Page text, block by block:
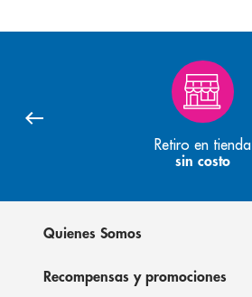
Retiro en tienda
sin costo
Quienes Somos
Recompensas y promociones